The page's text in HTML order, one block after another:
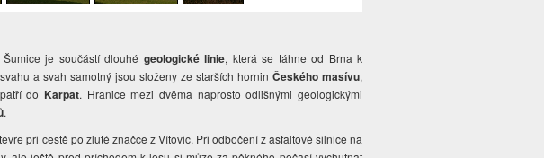
je součástí dlouhé geologické linie, která se táhne od Brna k
a svah samotný jsou složeny ze starších hornin Českého masívu,
do Karpat. Hranice mezi dvěma naprosto odlišnými geologickými
.
při cestě po žluté značce z Vítovic. Při odbočení z asfaltové silnice na